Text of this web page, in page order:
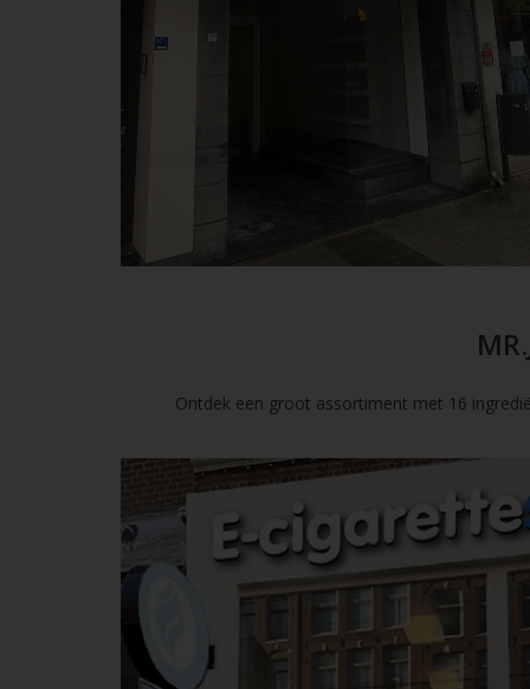
Ontdek een groot assortiment met 16